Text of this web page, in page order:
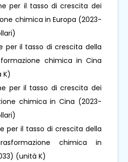
per il tasso di crescita dei
chimica in Europa (2023-
per il tasso di crescita della
chimica in Cina
K)
per il tasso di crescita dei
chimica in Cina (2023-
per il tasso di crescita della
chimica in
(unità K)